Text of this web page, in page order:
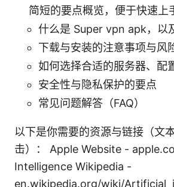
简短的要点概览，便于快速上
什么是 Super vpn apk，以
下载与安装的注意事项与风
如何选择合适的服务器、配
安全性与隐私保护的要点
常见问题解答（FAQ）
以下是你需要的资源与链接（文
击）： Apple Website -
Intelligence Wikipedia -
en.wikipedia.org/wiki/